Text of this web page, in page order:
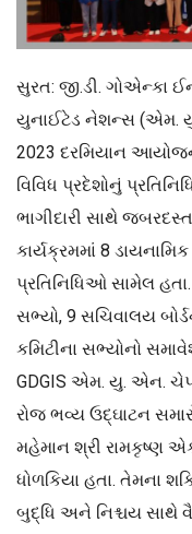
સુરત: જી.ડી. ગોએન્કા
યુનાઈટેડ નેશન્સ (એમ.
2023 દરમિયાન
વિવિધ પ્રદેશોનું
ભાગીદારી સાથે
કાર્યક્રમમાં 8
પ્રતિનિધિઓ સામેલ
સભ્યો, 9 સચિવાલય
કમિટીના સભ્યોનો
GDGIS એમ. યુ. એન.
રોજ ભવ્ય ઉદ્ઘાટન
મહેમાન શ્રી રામકૃષ્ણ
ધોળકિયા હતા. તેમના
બુદ્ધિ અને નિશ્ચય સાથે